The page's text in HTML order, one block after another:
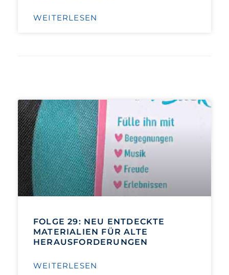
WEITERLESEN
FOLGE 29: NEU ENTDECKTE
MATERIALIEN FÜR ALTE
HERAUSFORDERUNGEN
WEITERLESEN